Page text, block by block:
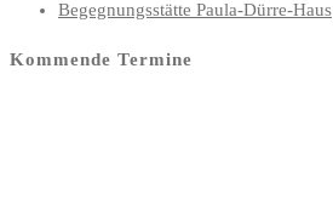
Begegnungsstätte Paula-Dürre-Haus
Kommende Termine